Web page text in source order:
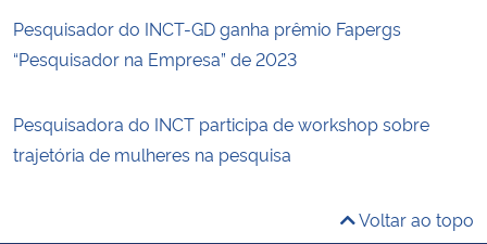
Pesquisador do INCT-GD ganha prêmio Fapergs
“Pesquisador na Empresa” de 2023
Pesquisadora do INCT participa de workshop sobre
trajetória de mulheres na pesquisa
Voltar ao topo